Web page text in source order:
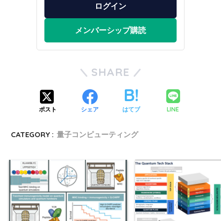
ログイン
メンバーシップ購読
SHARE
ポスト シェア はてブ LINE
CATEGORY : 量子コンピューティング